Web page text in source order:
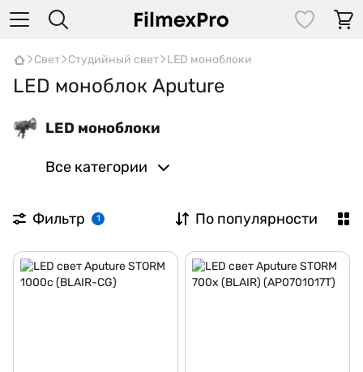
Свет Студийный свет LED моноблоки
LED моноблок Aputure
LED моноблоки
Все категории
Фильтр 1 По популярности